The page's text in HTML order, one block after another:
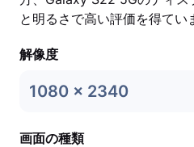
と明るさで高い評価を得てい
解像度
1080 x 2340
画面の種類